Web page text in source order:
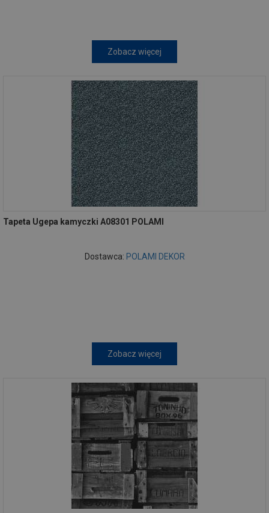
Zobacz więcej
Tapeta Ugepa kamyczki A08301 POLAMI
Dostawca: POLAMI DEKOR
Zobacz więcej